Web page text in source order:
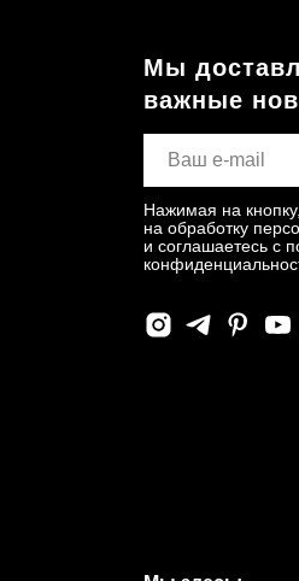
Мы
важные
Нажимая на
на обработку
и соглашаетесь c